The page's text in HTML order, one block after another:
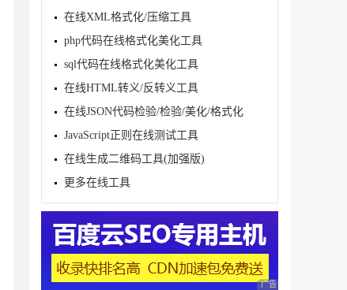
在线XML格式化/压缩工具
php代码在线格式化美化工具
sql代码在线格式化美化工具
在线HTML转义/反转义工具
在线JSON代码检验/检验/美化/格式化
JavaScript正则在线测试工具
在线生成二维码工具(加强版)
更多在线工具
广告 商业广告，理性